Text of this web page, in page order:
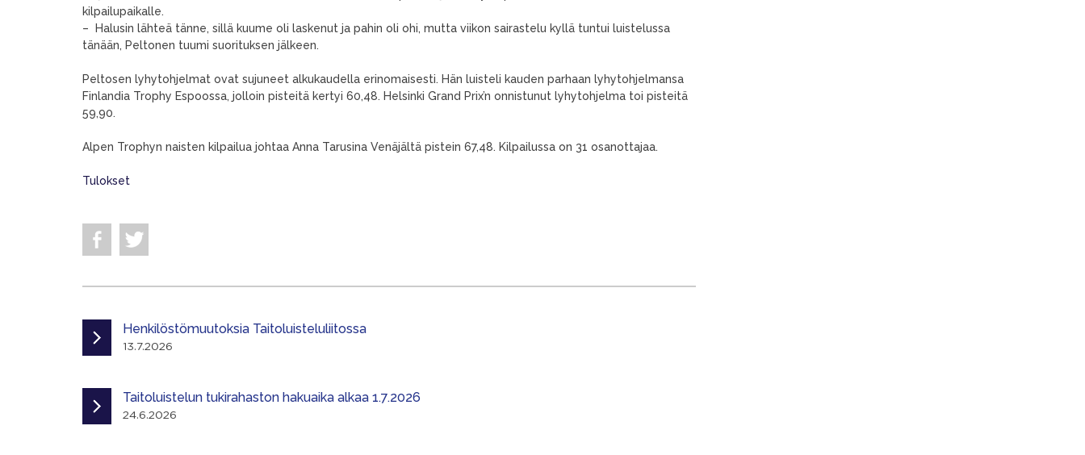
kilpailupaikalle.
– Halusin lähteä tänne, sillä kuume oli laskenut ja pahin oli ohi, mutta viikon sairastelu kyllä tuntui luistelussa
tänään, Peltonen tuumi suorituksen jälkeen.
Peltosen lyhytohjelmat ovat sujuneet alkukaudella erinomaisesti. Hän luisteli kauden parhaan lyhytohjelmansa
Finlandia Trophy Espoossa, jolloin pisteitä kertyi 60,48. Helsinki Grand Prix’n onnistunut lyhytohjelma toi pisteitä
59,90.
Alpen Trophyn naisten kilpailua johtaa Anna Tarusina Venäjältä pistein 67,48. Kilpailussa on 31 osanottajaa.
Tulokset
Henkilöstömuutoksia Taitoluisteluliitossa
13.7.2026
Taitoluistelun tukirahaston hakuaika alkaa 1.7.2026
24.6.2026